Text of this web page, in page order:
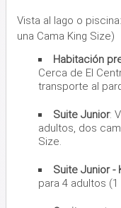
Vista al lago o
una Cama King Size)
Habitación
Cerca de El
transporte al
Suite Junior:
adultos, dos
Size.
Suite Junior -
para 4 adultos